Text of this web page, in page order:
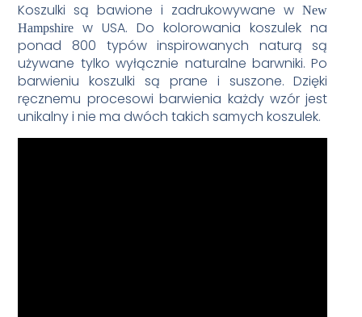
Koszulki są bawione i zadrukowywane wNew
Hampshire
w USA. Do kolorowania koszulek na
ponad 800 typów inspirowanych naturą są
używane tylko wyłącznie naturalne barwniki. Po
barwieniu koszulki są prane i suszone. Dzięki
ręcznemu procesowi barwienia każdy wzór jest
unikalny i nie ma dwóch takich samych koszulek.